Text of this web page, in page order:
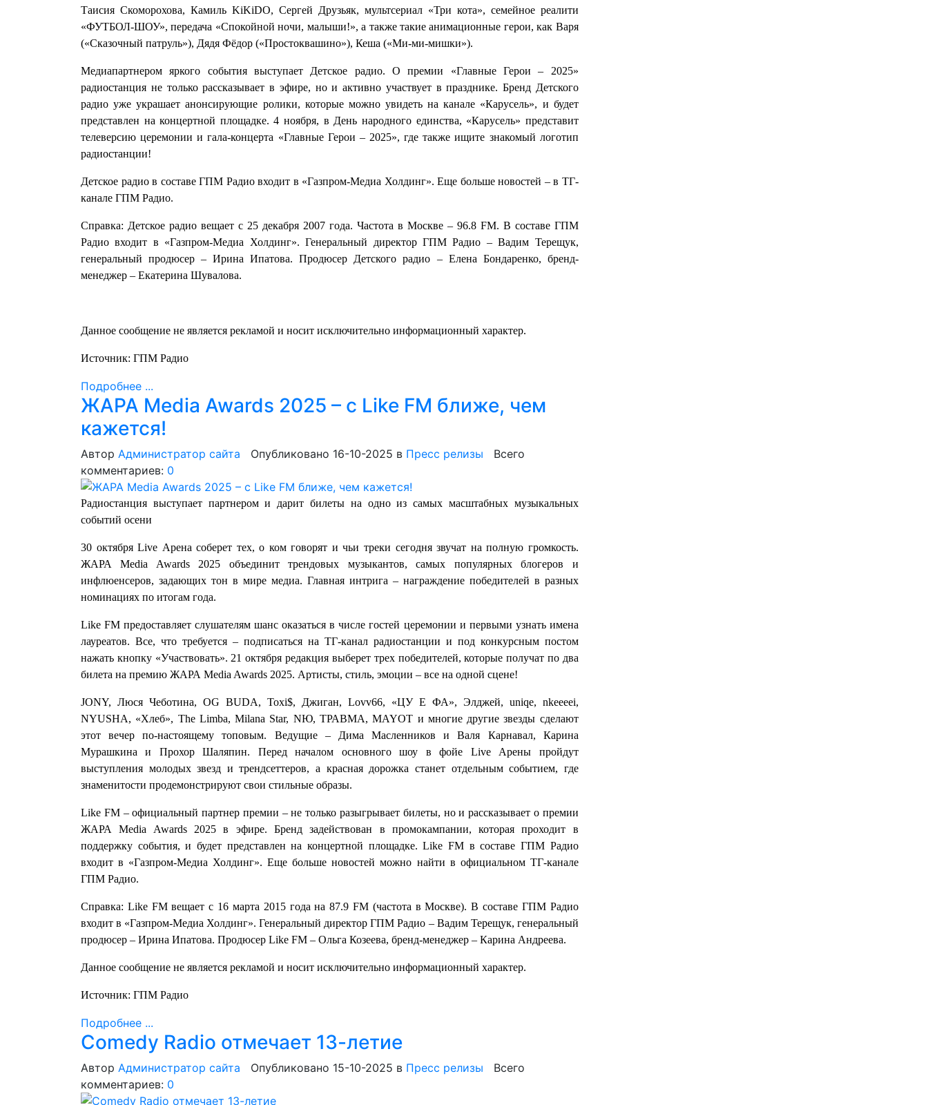
Таисия Скоморохова, Камиль KiKiDO, Сергей Друзьяк, мультсериал «Три кота», семейное реалити
«ФУТБОЛ-ШОУ», передача «Спокойной ночи, малыши!», а также такие анимационные герои, как Варя
(«Сказочный патруль»), Дядя Фёдор («Простоквашино»), Кеша («Ми-ми-мишки»).
Медиапартнером яркого события выступает Детское радио. О премии «Главные Герои – 2025»
радиостанция не только рассказывает в эфире, но и активно участвует в празднике. Бренд Детского
радио уже украшает анонсирующие ролики, которые можно увидеть на канале «Карусель», и будет
представлен на концертной площадке. 4 ноября, в День народного единства, «Карусель» представит
телеверсию церемонии и гала-концерта «Главные Герои – 2025», где также ищите знакомый логотип
радиостанции!
Детское радио в составе ГПМ Радио входит в «Газпром-Медиа Холдинг». Еще больше новостей – в ТГ-
канале ГПМ Радио.
Справка: Детское радио вещает с 25 декабря 2007 года. Частота в Москве – 96.8 FM. В составе ГПМ
Радио входит в «Газпром-Медиа Холдинг». Генеральный директор ГПМ Радио – Вадим Терещук,
генеральный продюсер – Ирина Ипатова. Продюсер Детского радио – Елена Бондаренко, бренд-
менеджер – Екатерина Шувалова.
Данное сообщение не является рекламой и носит исключительно информационный характер.
Источник: ГПМ Радио
Подробнее ...
ЖАРА Media Awards 2025 – с Like FM ближе, чем
кажется!
Автор Администратор сайта Опубликовано 16-10-2025 в Пресс релизы Всего
комментариев: 0
Радиостанция выступает партнером и дарит билеты на одно из самых масштабных музыкальных
событий осени
30 октября Live Арена соберет тех, о ком говорят и чьи треки сегодня звучат на полную громкость.
ЖАРА Media Awards 2025 объединит трендовых музыкантов, самых популярных блогеров и
инфлюенсеров, задающих тон в мире медиа. Главная интрига – награждение победителей в разных
номинациях по итогам года.
Like FM предоставляет слушателям шанс оказаться в числе гостей церемонии и первыми узнать имена
лауреатов. Все, что требуется – подписаться на ТГ-канал радиостанции и под конкурсным постом
нажать кнопку «Участвовать». 21 октября редакция выберет трех победителей, которые получат по два
билета на премию ЖАРА Media Awards 2025. Артисты, стиль, эмоции – все на одной сцене!
JONY, Люся Чеботина, OG BUDA, Toxi$, Джиган, Lovv66, «ЦУ Е ФА», Элджей, uniqe, nkeeeei,
NYUSHA, «Хлеб», The Limba, Milana Star, NЮ, ТРАВМА, MAYOT и многие другие звезды сделают
этот вечер по-настоящему топовым. Ведущие – Дима Масленников и Валя Карнавал, Карина
Мурашкина и Прохор Шаляпин. Перед началом основного шоу в фойе Live Арены пройдут
выступления молодых звезд и трендсеттеров, а красная дорожка станет отдельным событием, где
знаменитости продемонстрируют свои стильные образы.
Like FM – официальный партнер премии – не только разыгрывает билеты, но и рассказывает о премии
ЖАРА Media Awards 2025 в эфире. Бренд задействован в промокампании, которая проходит в
поддержку события, и будет представлен на концертной площадке. Like FM в составе ГПМ Радио
входит в «Газпром-Медиа Холдинг». Еще больше новостей можно найти в официальном ТГ-канале
ГПМ Радио.
Справка: Like FM вещает с 16 марта 2015 года на 87.9 FM (частота в Москве). В составе ГПМ Радио
входит в «Газпром-Медиа Холдинг». Генеральный директор ГПМ Радио – Вадим Терещук, генеральный
продюсер – Ирина Ипатова. Продюсер Like FM – Ольга Козеева, бренд-менеджер – Карина Андреева.
Данное сообщение не является рекламой и носит исключительно информационный характер.
Источник: ГПМ Радио
Подробнее ...
Comedy Radio отмечает 13-летие
Автор Администратор сайта Опубликовано 15-10-2025 в Пресс релизы Всего
комментариев: 0